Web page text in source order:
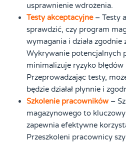
usprawnienie wdrożenia.
Testy akceptacyjne– Testy
sprawdzić, czy program
wymagania i działa zgodnie
Wykrywanie potencjalnych
minimalizuje ryzyko
Przeprowadzając testy,
będzie działał płynnie i
Szkolenie pracowników –
magazynowego to
zapewnia efektywne
Przeszkoleni pracownicy